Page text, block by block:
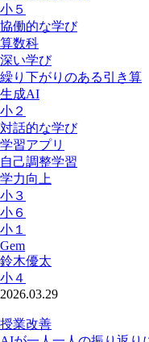
小５
協働的な学び
算数科
深い学び
繰り下がりのある引き算
生成AI
小２
対話的な学び
学習アプリ
自己調整学習
学力向上
小３
小６
小１
Gem
鈴木優太
小４
2026.03.29
授業改善